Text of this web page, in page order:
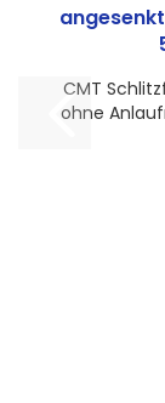
CMT
ohne